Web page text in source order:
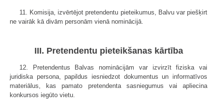
11. Komisija, izvērtējot pretendentu pieteikumus, Balvu var piešķirt
ne vairāk kā divām personām vienā nominācijā.
III. Pretendentu pieteikšanas kārtība
12. Pretendentus Balvas nominācijām var izvirzīt fiziska vai
juridiska persona, papildus iesniedzot dokumentus un informatīvos
materiālus, kas pamato pretendenta sasniegumus vai apliecina
konkursos iegūto vietu.